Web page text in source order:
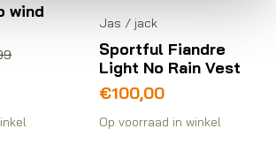
wind
Jas / jack
Sportful Fiandre
Light No Rain Vest
€100,00
Op voorraad in winkel